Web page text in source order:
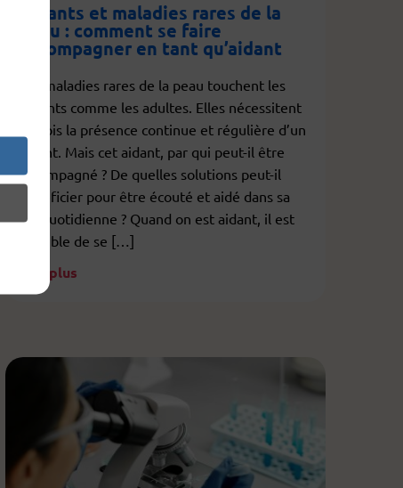
Aidants et maladies rares de la
peau : comment se faire
accompagner en tant qu’aidant
Les maladies rares de la peau touchent les
enfants comme les adultes. Elles nécessitent
parfois la présence continue et régulière d’un
aidant. Mais cet aidant, par qui peut-il être
accompagné ? De quelles solutions peut-il
bénéficier pour être écouté et aidé dans sa
vie quotidienne ? Quand on est aidant, il est
possible de se […]
Lire plus